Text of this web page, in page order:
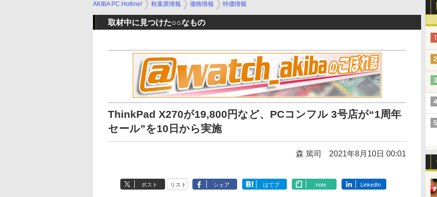
AKIBA PC Hotline! 秋葉原情報 価格情報 特価情報
取材中に見つけた○○なもの
ThinkPad X270が19,800円など、PCコンフル 3号店が“1周年
セール”を10日から実施
森 篤司 2021年8月10日 00:01
ポスト リスト シェア はてブ note LinkedIn